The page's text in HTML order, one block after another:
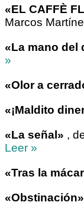
«EL CAFFÈ
Marcos
«La mano del
»
«Olor a
«¡Maldito
«La señal» ,
Leer »
«Tras la
«Obstinación»